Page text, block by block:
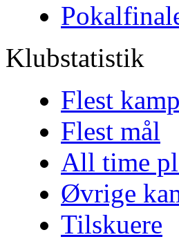
Klubstatistik
Flest
Flest mål
All time
Øvrige
Tilskuere